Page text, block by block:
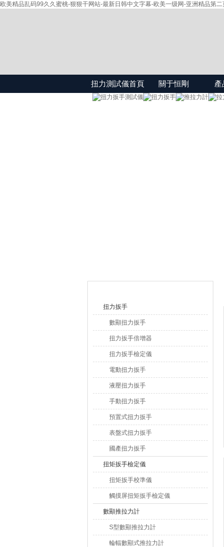
欧美精品乱码99久久蜜桃-狠狠干网站-最新日韩中文字幕-欧美一级网-亚洲精品第
扭力測試儀首頁 關于恒剛 產
扭力扳手
數顯扭力扳手
扭力扳手倍增器
扭力扳手檢定儀
電動扭力扳手
液壓扭力扳手
手動扭力扳手
預置式扭力扳手
表盤式扭力扳手
國產扭力扳手
扭矩扳手檢定儀
扭矩扳手校準儀
觸摸屏扭矩扳手檢定儀
數顯推拉力計
S型數顯推拉力計
輪輻數顯式推拉力計